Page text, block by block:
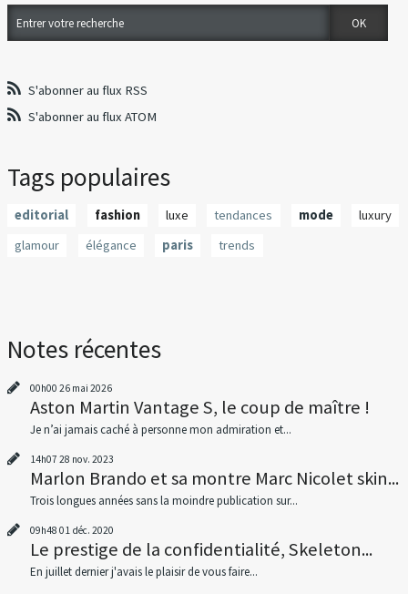
S'abonner au flux RSS
S'abonner au flux ATOM
Tags populaires
editorial fashion luxe tendances mode
luxury
glamour
élégance paris trends
Notes récentes
00h00 26 mai 2026
Aston Martin Vantage S, le coup de maître !
Je n’ai jamais caché à personne mon admiration et...
14h07 28 nov. 2023
Marlon Brando et sa montre Marc Nicolet skin...
Trois longues années sans la moindre publication sur...
09h48 01 déc. 2020
Le prestige de la confidentialité, Skeleton...
En juillet dernier j'avais le plaisir de vous faire...